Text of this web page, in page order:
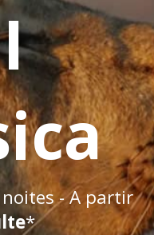
- A partir
*